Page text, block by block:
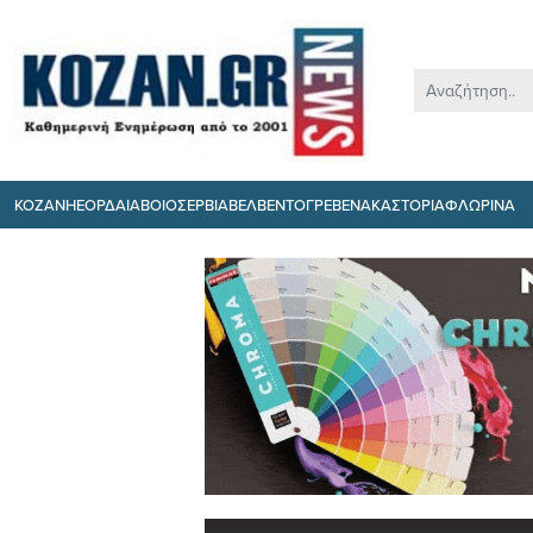
ΚΟΖΑΝΗΕΟΡΔΑΙΑΒΟΙΟΣΕΡΒΙΑΒΕΛΒΕΝΤΟΓΡΕΒΕΝΑΚΑΣΤΟΡΙΑΦΛΩΡΙΝΑ